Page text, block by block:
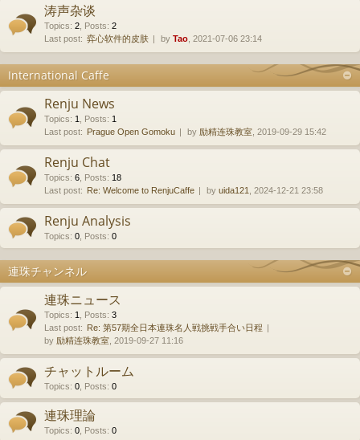
涛声杂谈
Topics: 2 Posts: 2
Last post: 弈心软件的皮肤 by Tao , 2021-07-06 23:14
International Caffe
Renju News
Topics: 1 Posts: 1
Last post: Prague Open Gomoku by 励精连珠教室 , 2019-09-29 15:42
Renju Chat
Topics: 6 Posts: 18
Last post: Re: Welcome to RenjuCaffe by uida121 , 2024-12-21 23:58
Renju Analysis
Topics: 0 Posts: 0
連珠チャンネル
連珠ニュース
Topics: 1 Posts: 3
Last post: Re: 第57期全日本連珠名人戦挑戦手合い日程
by 励精连珠教室 , 2019-09-27 11:16
チャットルーム
Topics: 0 Posts: 0
連珠理論
Topics: 0 Posts: 0